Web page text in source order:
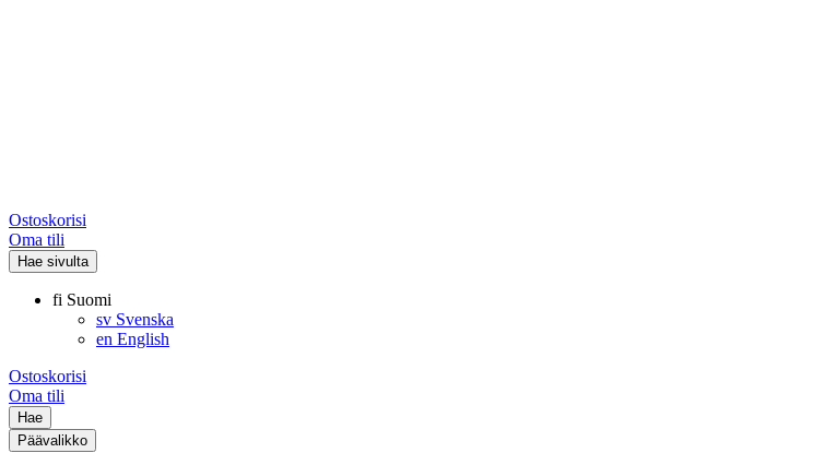
Ostoskorisi
Oma tili
Hae sivulta
fi Suomi
sv Svenska
en English
Ostoskorisi
Oma tili
Hae
Päävalikko